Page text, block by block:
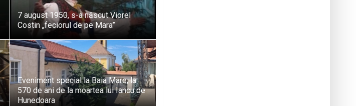
7 august 1950, s-a născut Viorel
Costin „feciorul de pe Mara”
Eveniment special la Baia Mare, la
570 de ani de la moartea lui Iancu de
Hunedoara